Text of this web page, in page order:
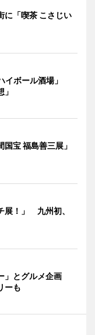
に「喫茶 こさじい
ボール酒場」
宝 福島善三展」
展！」 九州初、
」とグルメ企画
ーも